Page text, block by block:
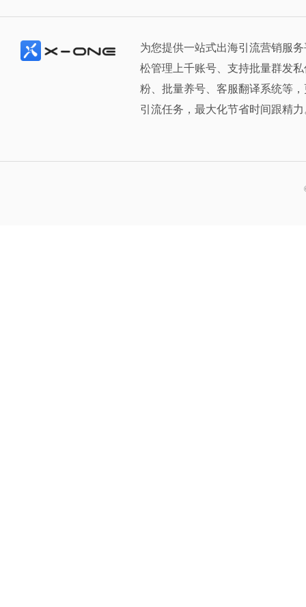
为您提供一站式出海引流营销服
松管理上千账号、支持批量群发
粉、批量养号、客服翻译系统等
引流任务，最大化节省时间跟精力